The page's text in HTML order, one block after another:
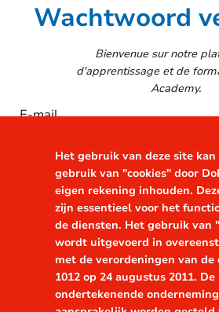
Wachtwoord
Bienvenue sur notre
d'apprentissage et de
Academy.
E-mail
Login
Het gebruik van deze site
gebruik van "cookies" door
eigen rekening inhouden.
zijn essentieel voor het
de diensten. Het gebruik van
wordt uitgevoerd in
met de verordeningen van de
1012 op 24 augustus 2011. De
ondertekenende